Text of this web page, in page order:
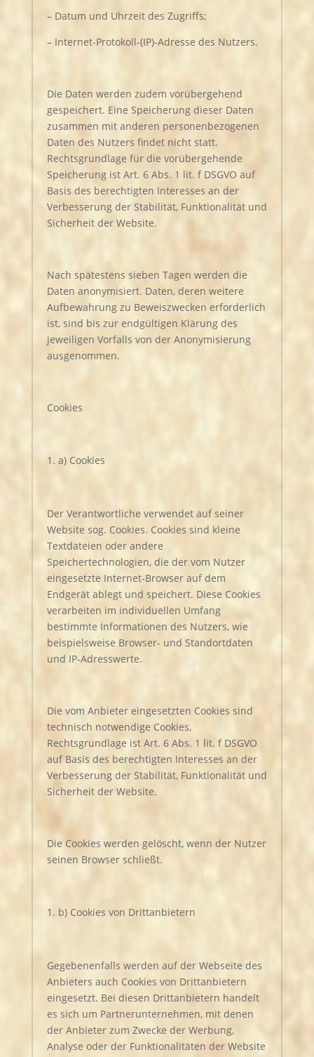
– Datum und Uhrzeit des Zugriffs;
– Internet-Protokoll-(IP)-Adresse des Nutzers.
Die Daten werden zudem vorübergehend
gespeichert. Eine Speicherung dieser Daten
zusammen mit anderen personenbezogenen
Daten des Nutzers findet nicht statt.
Rechtsgrundlage für die vorübergehende
Speicherung ist Art. 6 Abs. 1 lit. f DSGVO auf
Basis des berechtigten Interesses an der
Verbesserung der Stabilität, Funktionalität und
Sicherheit der Website.
Nach spätestens sieben Tagen werden die
Daten anonymisiert. Daten, deren weitere
Aufbewahrung zu Beweiszwecken erforderlich
ist, sind bis zur endgültigen Klärung des
jeweiligen Vorfalls von der Anonymisierung
ausgenommen.
Cookies
a) Cookies
Der Verantwortliche verwendet auf seiner
Website sog. Cookies. Cookies sind kleine
Textdateien oder andere
Speichertechnologien, die der vom Nutzer
eingesetzte Internet-Browser auf dem
Endgerät ablegt und speichert. Diese Cookies
verarbeiten im individuellen Umfang
bestimmte Informationen des Nutzers, wie
beispielsweise Browser- und Standortdaten
und IP-Adresswerte.
Die vom Anbieter eingesetzten Cookies sind
technisch notwendige Cookies,
Rechtsgrundlage ist Art. 6 Abs. 1 lit. f DSGVO
auf Basis des berechtigten Interesses an der
Verbesserung der Stabilität, Funktionalität und
Sicherheit der Website.
Die Cookies werden gelöscht, wenn der Nutzer
seinen Browser schließt.
b) Cookies von Drittanbietern
Gegebenenfalls werden auf der Webseite des
Anbieters auch Cookies von Drittanbietern
eingesetzt. Bei diesen Drittanbietern handelt
es sich um Partnerunternehmen, mit denen
der Anbieter zum Zwecke der Werbung,
Analyse oder der Funktionalitäten der Website